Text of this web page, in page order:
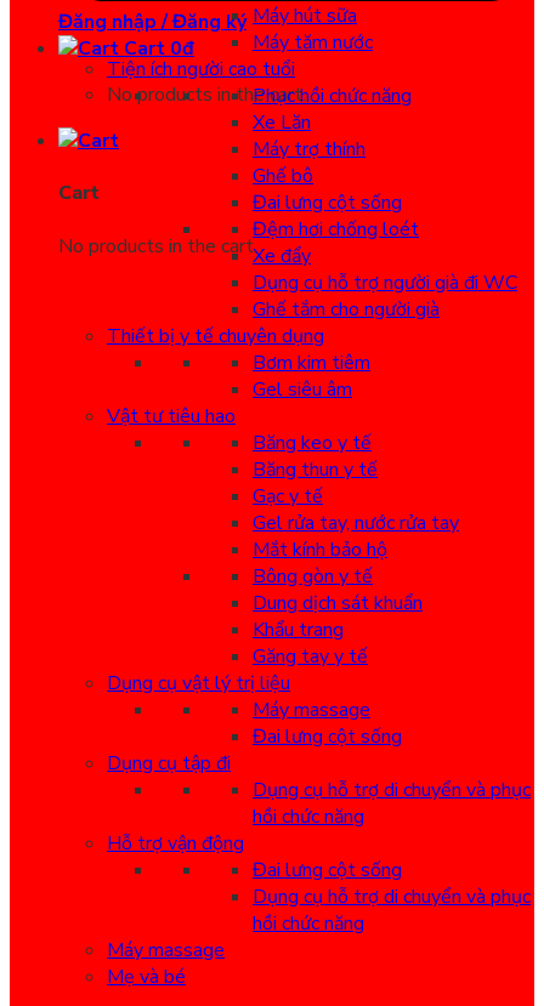
Đăng nhập / Đăng ký
Cart 0đ
No products in the cart.
Cart
No products in the cart.
Máy hút sữa
Máy tăm nước
Tiện ích người cao tuổi
Phục hồi chức năng
Xe Lăn
Máy trợ thính
Ghế bô
Đai lưng cột sống
Đệm hơi chống loét
Xe đẩy
Dụng cụ hỗ trợ người già đi WC
Ghế tắm cho người già
Thiết bị y tế chuyên dụng
Bơm kim tiêm
Gel siêu âm
Vật tư tiêu hao
Băng keo y tế
Băng thun y tế
Gạc y tế
Gel rửa tay, nước rửa tay
Mắt kính bảo hộ
Bông gòn y tế
Dung dịch sát khuẩn
Khẩu trang
Găng tay y tế
Dụng cụ vật lý trị liệu
Máy massage
Đai lưng cột sống
Dụng cụ tập đi
Dụng cụ hỗ trợ di chuyển và phục
hồi chức năng
Hỗ trợ vận động
Đai lưng cột sống
Dụng cụ hỗ trợ di chuyển và phục
hồi chức năng
Máy massage
Mẹ và bé